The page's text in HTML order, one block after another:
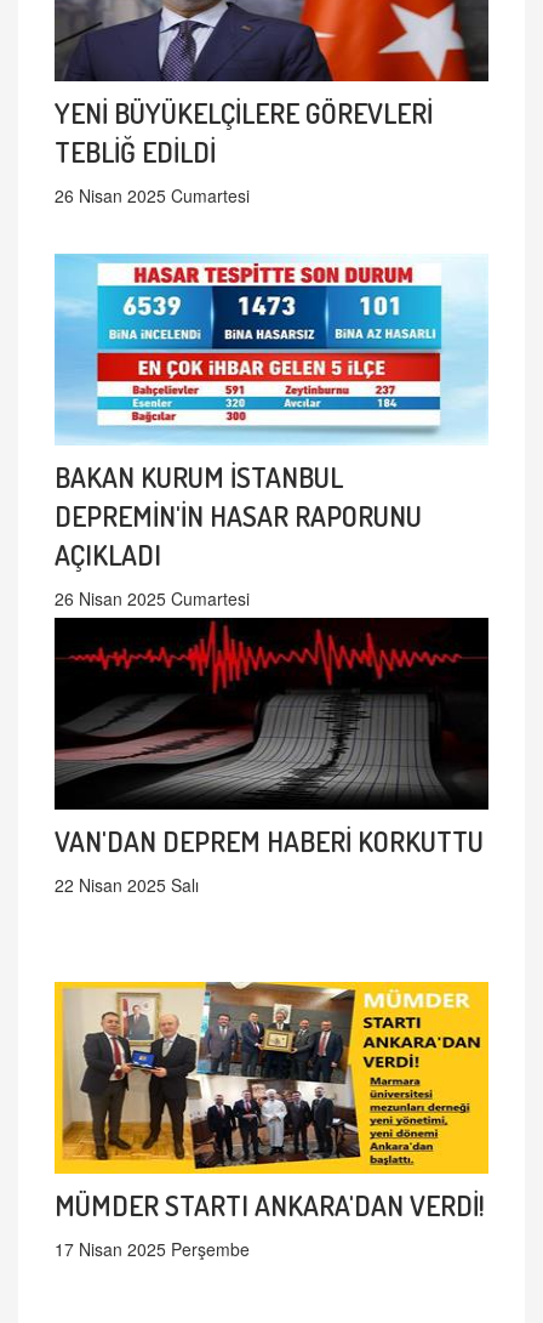
YENİ BÜYÜKELÇİLERE GÖREVLERİ
TEBLİĞ EDİLDİ
26 Nisan 2025 Cumartesi
BAKAN KURUM İSTANBUL
DEPREMİN'İN HASAR RAPORUNU
AÇIKLADI
26 Nisan 2025 Cumartesi
VAN'DAN DEPREM HABERİ KORKUTTU
22 Nisan 2025 Salı
MÜMDER STARTI ANKARA'DAN VERDİ!
17 Nisan 2025 Perşembe